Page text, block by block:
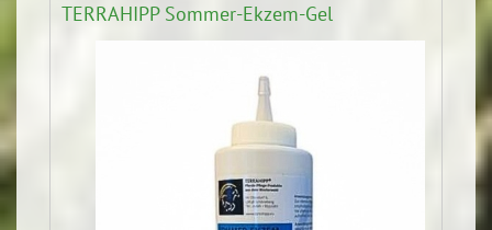
TERRAHIPP Sommer-Ekzem-Gel